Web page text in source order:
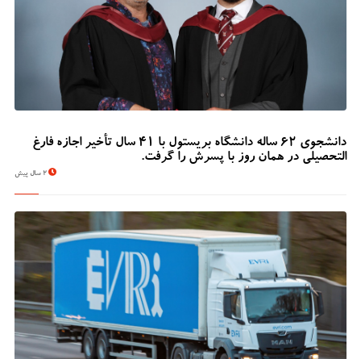
دانشجوی 62 ساله دانشگاه بریستول با 41 سال تأخیر اجازه فارغ
التحصیلی در همان روز با پسرش را گرفت.
2 سال پیش